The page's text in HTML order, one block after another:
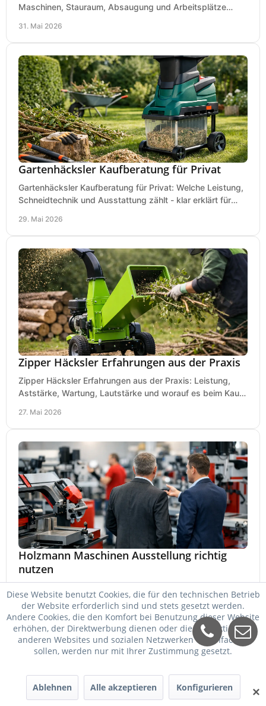
Maschinen, Stauraum, Absaugung und Arbeitsplätze
31. Mai 2026
Gartenhäcksler Kaufberatung für Privat
Gartenhäcksler Kaufberatung für Privat: Welche Leistung,
Schneidtechnik und Ausstattung zählt - klar erklärt für
29. Mai 2026
Zipper Häcksler Erfahrungen aus der Praxis
Zipper Häcksler Erfahrungen aus der Praxis: Leistung,
Aststärke, Wartung, Lautstärke und worauf es beim Kauf
27. Mai 2026
Holzmann Maschinen Ausstellung richtig
nutzen
Vergleich und Kauf. Worauf es ankommt, welche
Maschinen relevant sind und was zählt.
25. Mai 2026
✕
Diese Website benutzt Cookies, die für den technischen Betrieb
der Website erforderlich sind und stets gesetzt werden.
Andere Cookies, die den Komfort bei Benutzung dieser Website
erhöhen, der Direktwerbung dienen oder die Interaktion mit
anderen Websites und sozialen Netzwerken vereinfachen
sollen, werden nur mit Ihrer Zustimmung gesetzt.
Ablehnen Alle akzeptieren Konfigurieren